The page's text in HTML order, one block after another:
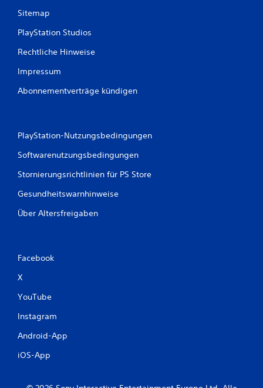
Sitemap
PlayStation Studios
Rechtliche Hinweise
Impressum
Abonnementverträge kündigen
PlayStation-Nutzungsbedingungen
Softwarenutzungsbedingungen
Stornierungsrichtlinien für PS Store
Gesundheitswarnhinweise
Über Altersfreigaben
Facebook
X
YouTube
Instagram
Android-App
iOS-App